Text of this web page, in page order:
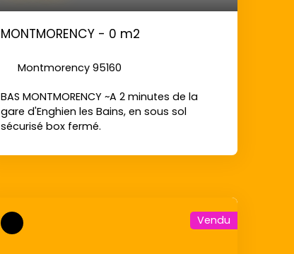
MONTMORENCY - 0 m2
Montmorency 95160
BAS MONTMORENCY ~A 2 minutes de la
gare d'Enghien les Bains, en sous sol
sécurisé box fermé.
Vendu